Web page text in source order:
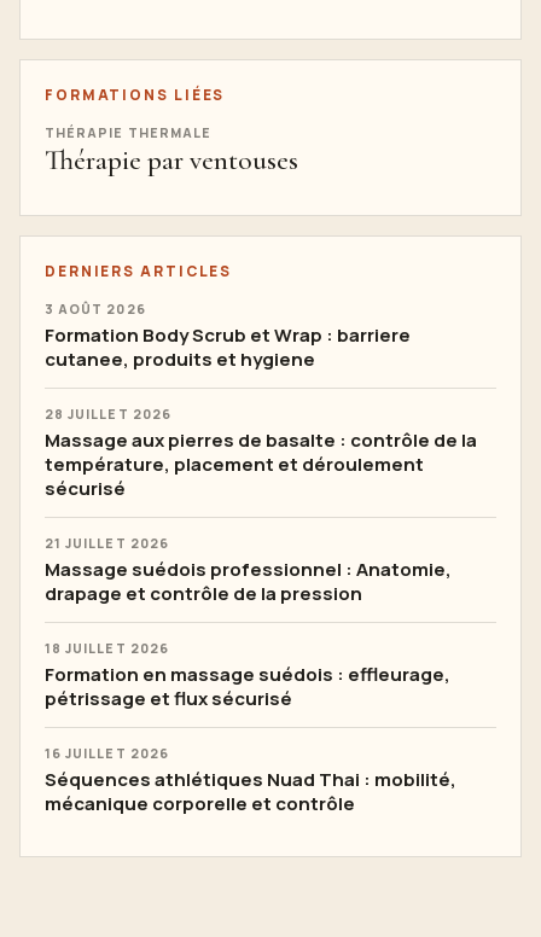
FORMATIONS LIÉES
THÉRAPIE THERMALE
Thérapie par ventouses
DERNIERS ARTICLES
3 AOÛT 2026
Formation Body Scrub et Wrap : barriere
cutanee, produits et hygiene
28 JUILLET 2026
Massage aux pierres de basalte : contrôle de la
température, placement et déroulement
sécurisé
21 JUILLET 2026
Massage suédois professionnel : Anatomie,
drapage et contrôle de la pression
18 JUILLET 2026
Formation en massage suédois : effleurage,
pétrissage et flux sécurisé
16 JUILLET 2026
Séquences athlétiques Nuad Thai : mobilité,
mécanique corporelle et contrôle